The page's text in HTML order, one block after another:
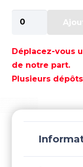
de
VERTICAL
(X)
-
20
Déplacez-vous
de notre part.
Plusieurs